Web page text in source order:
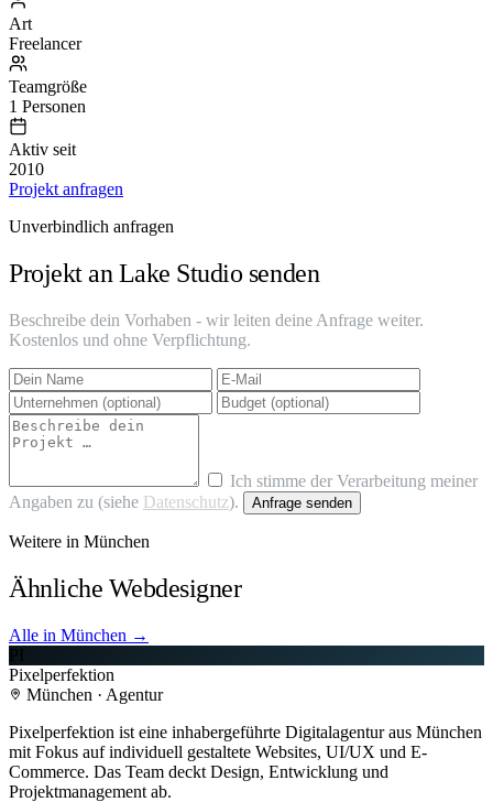
Art
Freelancer
Teamgröße
1 Personen
Aktiv seit
2010
Projekt anfragen
Unverbindlich anfragen
Projekt an Lake Studio senden
Beschreibe dein Vorhaben - wir leiten deine Anfrage weiter.
Kostenlos und ohne Verpflichtung.
Ich stimme der Verarbeitung meiner
Angaben zu (siehe Datenschutz). Anfrage senden
Weitere in München
Ähnliche Webdesigner
Alle in München →
PI
Pixelperfektion
München · Agentur
Pixelperfektion ist eine inhabergeführte Digitalagentur aus München
mit Fokus auf individuell gestaltete Websites, UI/UX und E-
Commerce. Das Team deckt Design, Entwicklung und
Projektmanagement ab.